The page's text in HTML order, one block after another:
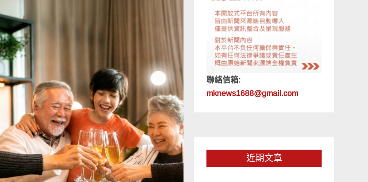
聯絡信箱:
mknews1688@gmail.com
近期文章